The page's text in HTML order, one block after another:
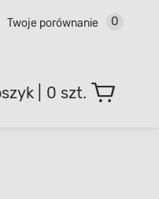
Twoje porównanie 0
0 szt.